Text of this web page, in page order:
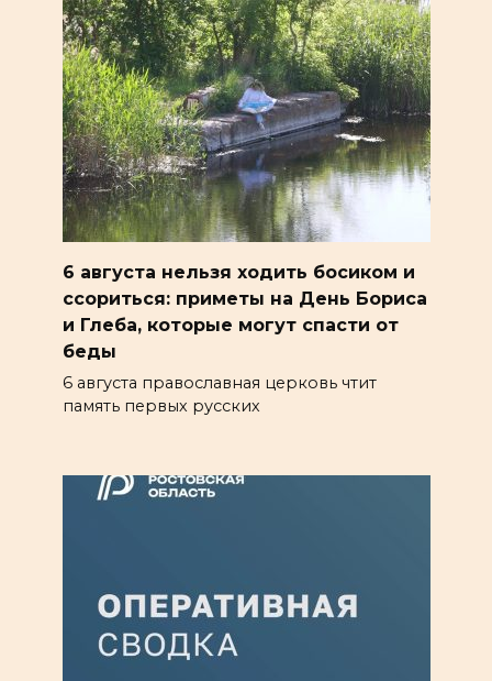
6 августа нельзя ходить босиком и
ссориться: приметы на День Бориса
и Глеба, которые могут спасти от
беды
6 августа православная церковь чтит
память первых русских